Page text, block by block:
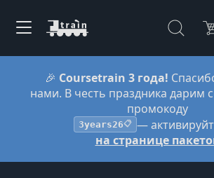
🎉 Coursetrain 3 года!
нами. В честь праздника дарим
промокоду
3years26📋 —
на странице